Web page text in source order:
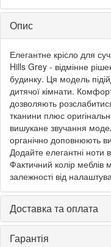
Опис
Елегантне крісло для
Hills Grey - відмінне
будинку. Ця модель
дитячої кімнати.
дозволяють
тканини плюс
вишукане звучання
органічно доповнюють
Додайте елегантні ноти
Фактичний колір меблів
залежності від
Доставка та оплата
Гарантія